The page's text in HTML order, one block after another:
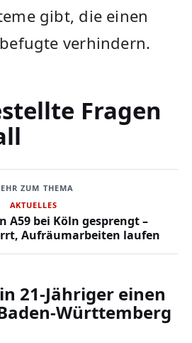
gibt, die einen
verhindern.
Fragen
ZUM THEMA
AKTUELLES
A59 bei Köln gesprengt –
Aufräumarbeiten laufen
21-Jähriger einen
Württemberg